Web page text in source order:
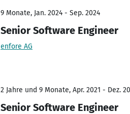
9 Monate, Jan. 2024 - Sep. 2024
Senior Software Engineer
enfore AG
2 Jahre und 9 Monate, Apr. 2021 - Dez.
Senior Software Engineer